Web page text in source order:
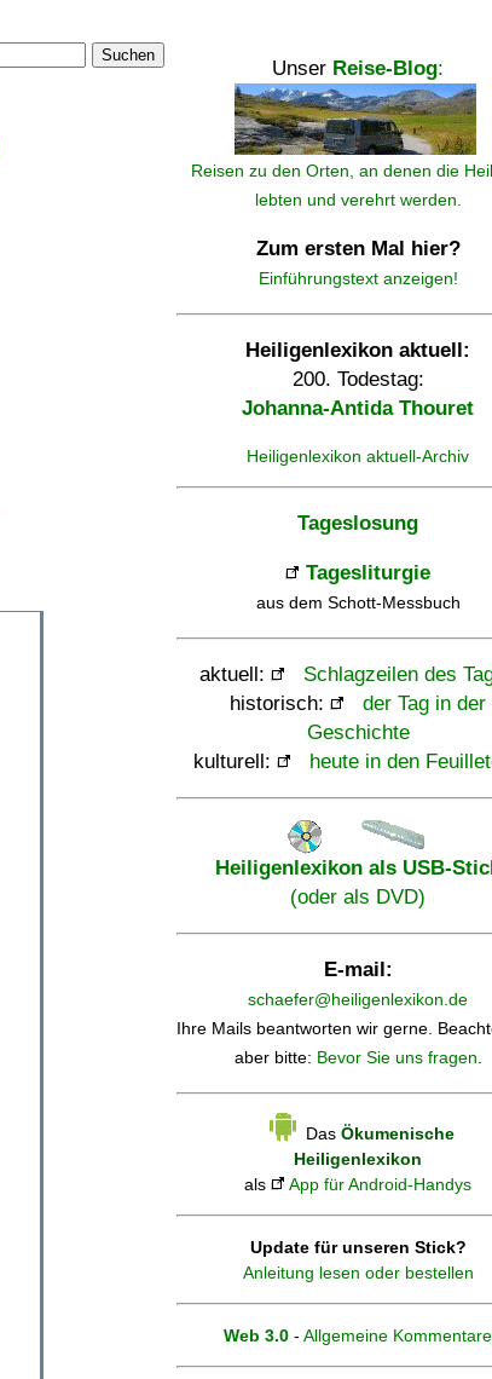
Suchen
Unser Reise-Blog:
Reisen zu den Orten, an denen die
lebten und verehrt werden.
Zum ersten Mal hier?
Einführungstext anzeigen!
Heiligenlexikon aktuell:
200. Todestag:
Johanna-Antida Thouret
Heiligenlexikon aktuell-Archiv
Tageslosung
Tagesliturgie
aus dem Schott-Messbuch
aktuell:
Schlagzeilen des
historisch:
der Tag in der
Geschichte
kulturell:
heute in den
Heiligenlexikon als USB-
(oder als DVD)
E-mail:
schaefer@heiligenlexikon.de
Ihre Mails beantworten wir gerne.
aber bitte: Bevor Sie uns fragen.
Das Ökumenische
Heiligenlexikon
als
App für Android-Handys
Update für unseren Stick?
Anleitung lesen oder bestellen
Web 3.0 - Allgemeine Kommentare